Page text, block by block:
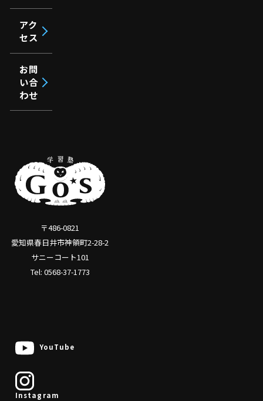
アク
セス
お問
い合
わせ
〒486-0821
愛知県春日井市神領町2-28-2
サニーコート101
Tel: 0568-37-1773
YouTube
Instagram